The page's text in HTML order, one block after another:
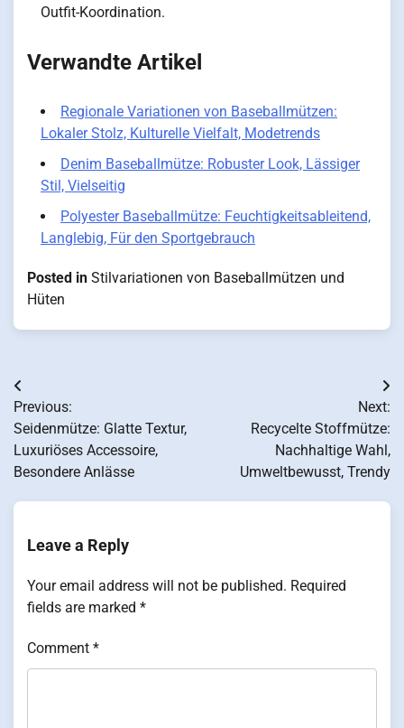
Outfit-Koordination.
Verwandte Artikel
Regionale Variationen von Baseballmützen:
Lokaler Stolz, Kulturelle Vielfalt, Modetrends
Denim Baseballmütze: Robuster Look, Lässiger
Stil, Vielseitig
Polyester Baseballmütze: Feuchtigkeitsableitend,
Langlebig, Für den Sportgebrauch
Posted in Stilvariationen von Baseballmützen und
Hüten
Post
navigation
Previous:
Seidenmütze: Glatte Textur,
Luxuriöses Accessoire,
Besondere Anlässe
Next:
Recycelte Stoffmütze:
Nachhaltige Wahl,
Umweltbewusst, Trendy
Leave a Reply
Your email address will not be published. Required
fields are marked *
Comment *